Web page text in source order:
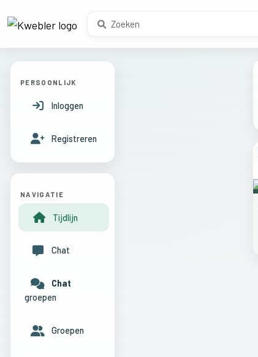
PERSOONLIJK
Inloggen
Registreren
NAVIGATIE
Tijdlijn
Chat
Chat
groepen
Groepen